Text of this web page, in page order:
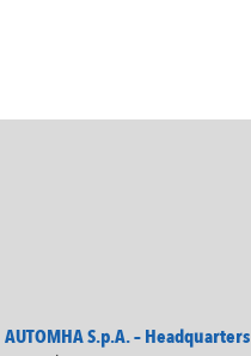
AUTOMHA S.p.A. – Headquarters